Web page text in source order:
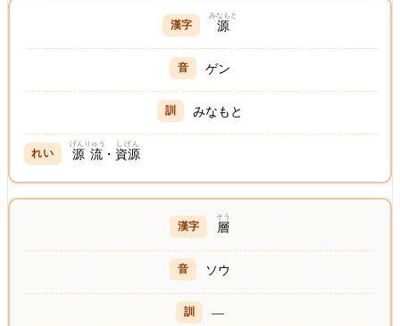
源
みなもと
ゲン
みなもと
源流
げんりゅう
・ 資源
しげん
層
そう
ソウ
—